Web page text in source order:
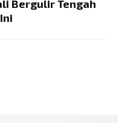
Bergulir Tengah